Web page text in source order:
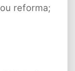
reforma;